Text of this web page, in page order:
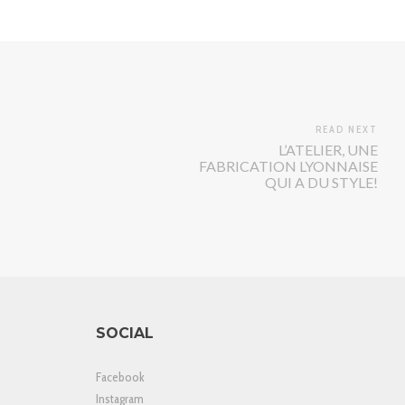
READ NEXT
L’ATELIER, UNE
FABRICATION LYONNAISE
QUI A DU STYLE!
SOCIAL
Facebook
Instagram